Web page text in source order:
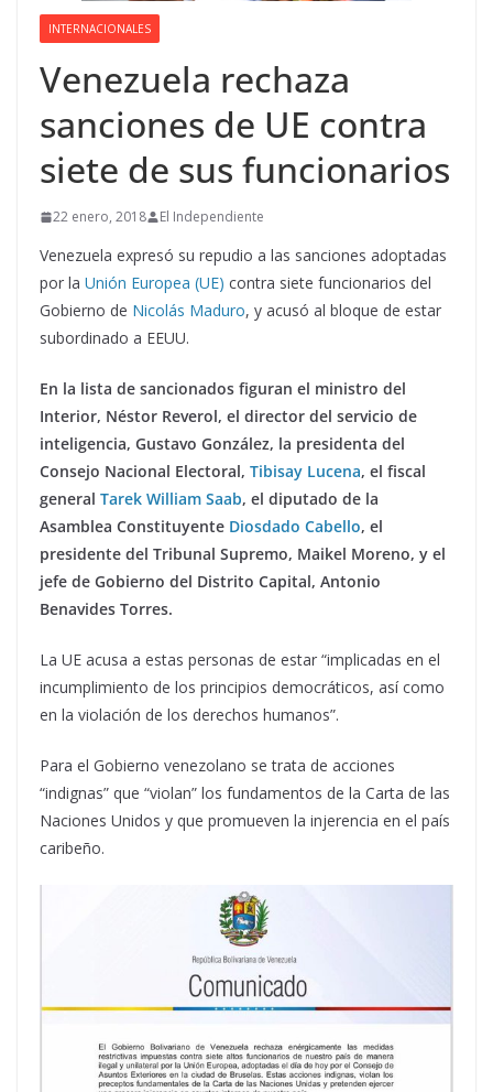
INTERNACIONALES
Venezuela rechaza
sanciones de UE contra
siete de sus funcionarios
22 enero, 2018 El Independiente
Venezuela expresó su repudio a las sanciones adoptadas
por la Unión Europea (UE) contra siete funcionarios del
Gobierno de Nicolás Maduro, y acusó al bloque de estar
subordinado a EEUU.
En la lista de sancionados figuran el ministro del
Interior, Néstor Reverol, el director del servicio de
inteligencia, Gustavo González, la presidenta del
Consejo Nacional Electoral, Tibisay Lucena, el fiscal
general Tarek William Saab, el diputado de la
Asamblea Constituyente Diosdado Cabello, el
presidente del Tribunal Supremo, Maikel Moreno, y el
jefe de Gobierno del Distrito Capital, Antonio
Benavides Torres.
La UE acusa a estas personas de estar “implicadas en el
incumplimiento de los principios democráticos, así como
en la violación de los derechos humanos”.
Para el Gobierno venezolano se trata de acciones
“indignas” que “violan” los fundamentos de la Carta de las
Naciones Unidos y que promueven la injerencia en el país
caribeño.